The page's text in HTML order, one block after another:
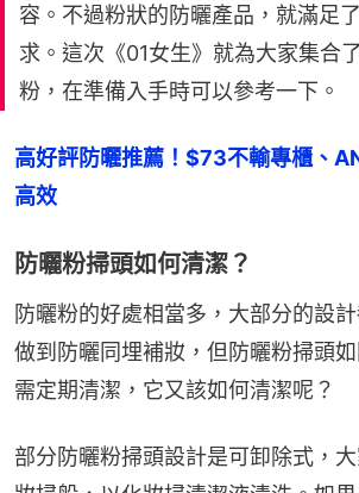
容。不過粉狀的防曬產品，就滿足
求。這次《01女生》就為大家集合
粉，在準備入手時可以參考一下。
高好評防曬推薦！$73不輸專櫃、
高效
防曬粉掃頭如何清潔？
防曬粉的好處相當多，大部分的設
做到防曬同埋補妝，但防曬粉掃頭
需定期清潔，它又該如何清潔呢？
部分防曬粉掃頭設計是可卸除式，